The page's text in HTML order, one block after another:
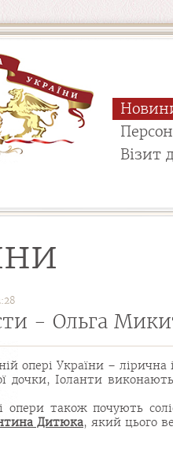
Візит
- Ольга
опері України –
дочки, Іоланти
опери також почують
Дитюка, який цього